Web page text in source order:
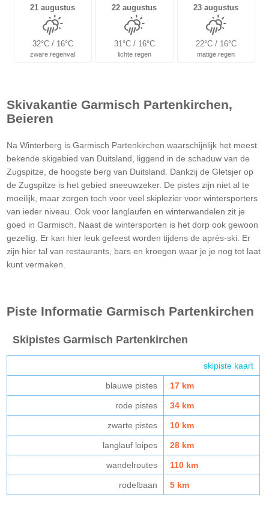
21 augustus
32°C / 16°C
zware regenval
22 augustus
31°C / 16°C
lichte regen
23 augustus
22°C / 16°C
matige regen
Skivakantie Garmisch Partenkirchen,
Beieren
Na Winterberg is Garmisch Partenkirchen waarschijnlijk het meest
bekende skigebied van Duitsland, liggend in de schaduw van de
Zugspitze, de hoogste berg van Duitsland. Dankzij de Gletsjer op
de Zugspitze is het gebied sneeuwzeker. De pistes zijn niet al te
moeilijk, maar zorgen toch voor veel skiplezier voor wintersporters
van ieder niveau. Ook voor langlaufen en winterwandelen zit je
goed in Garmisch. Naast de wintersporten is het dorp ook gewoon
gezellig. Er kan hier leuk gefeest worden tijdens de après-ski. Er
zijn hier tal van restaurants, bars en kroegen waar je je nog tot laat
kunt vermaken.
Piste Informatie Garmisch Partenkirchen
Skipistes Garmisch Partenkirchen
skipiste kaart
blauwe pistes 17 km
rode pistes 34 km
zwarte pistes 10 km
langlauf loipes 28 km
wandelroutes 110 km
rodelbaan 5 km